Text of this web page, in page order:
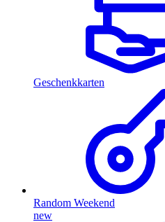
Geschenkkarten
Random Weekend
new